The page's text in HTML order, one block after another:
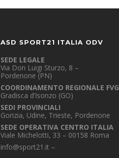
ASD SPORT21 ITALIA ODV
SEDE LEGALE
Via Don Luigi Sturzo, 8 –
Pordenone (PN)
COORDINAMENTO REGIONALE FVG
Gradisca d’Isonzo (GO)
SEDI PROVINCIALI
Gorizia, Udine, Trieste, Pordenone
SEDE OPERATIVA CENTRO ITALIA
Viale Michelotti, 33 – 00158 Roma
info@sport21.it –